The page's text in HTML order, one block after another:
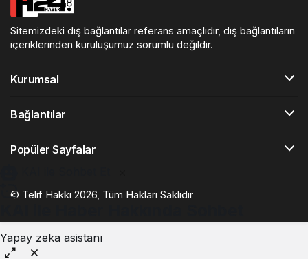
Sitemizdeki dış bağlantılar referans amaçlıdır, dış bağlantıların
içeriklerinden kuruluşumuz sorumlu değildir.
Kurumsal
Bağlantılar
Popüler Sayfalar
© Telif Hakkı 2026, Tüm Hakları Saklıdır
Yapay zeka asistanı